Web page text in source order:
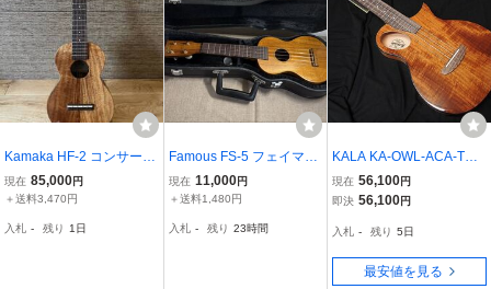
Kamaka HF-2 コンサート
ウクレレ 2017年製 ハワ
イ製 ハードケース付
現在 85,000円
＋送料3,470円
入札 - 残り 1日
Famous FS-5 フェイマ
ス ウクレレ ケース付
／ 弦楽器
現在 11,000円
＋送料1,480円
入札 - 残り 23時間
KALA KA-OWL-ACA-TE_
W/BAG カラ テナー ウク
レレ 薄胴 エレアコ The R
ソリッドアカシアトップ
エレキ仕様
現在 56,100円
即決 56,100円
入札 - 残り 5日
最安値を見る